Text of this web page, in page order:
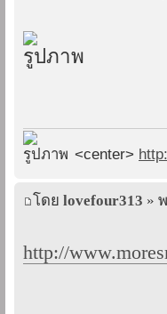
<center>
โดย lovefour313 »
http://